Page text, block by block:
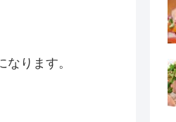
なります。